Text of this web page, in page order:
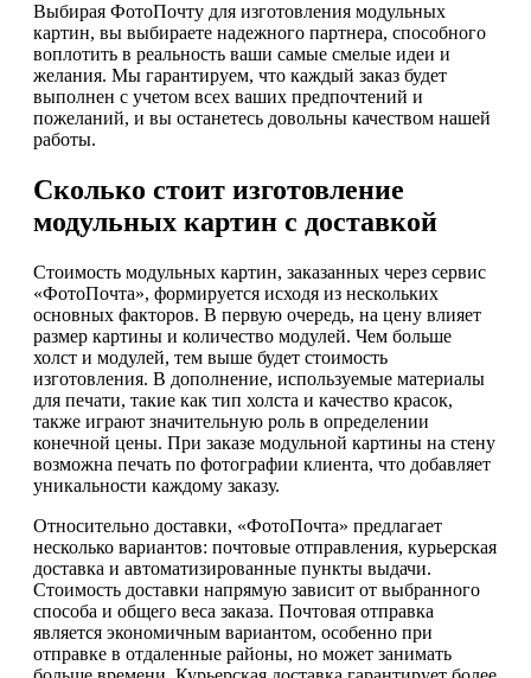
Выбирая ФотоПочту для изготовления модульных
картин, вы выбираете надежного партнера, способного
воплотить в реальность ваши самые смелые идеи и
желания. Мы гарантируем, что каждый заказ будет
выполнен с учетом всех ваших предпочтений и
пожеланий, и вы останетесь довольны качеством нашей
работы.
Сколько стоит изготовление
модульных картин с доставкой
Стоимость модульных картин, заказанных через сервис
«ФотоПочта», формируется исходя из нескольких
основных факторов. В первую очередь, на цену влияет
размер картины и количество модулей. Чем больше
холст и модулей, тем выше будет стоимость
изготовления. В дополнение, используемые материалы
для печати, такие как тип холста и качество красок,
также играют значительную роль в определении
конечной цены. При заказе модульной картины на стену
возможна печать по фотографии клиента, что добавляет
уникальности каждому заказу.
Относительно доставки, «ФотоПочта» предлагает
несколько вариантов: почтовые отправления, курьерская
доставка и автоматизированные пункты выдачи.
Стоимость доставки напрямую зависит от выбранного
способа и общего веса заказа. Почтовая отправка
является экономичным вариантом, особенно при
отправке в отдаленные районы, но может занимать